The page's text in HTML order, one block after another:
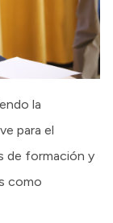
la
para el
de formación y
como